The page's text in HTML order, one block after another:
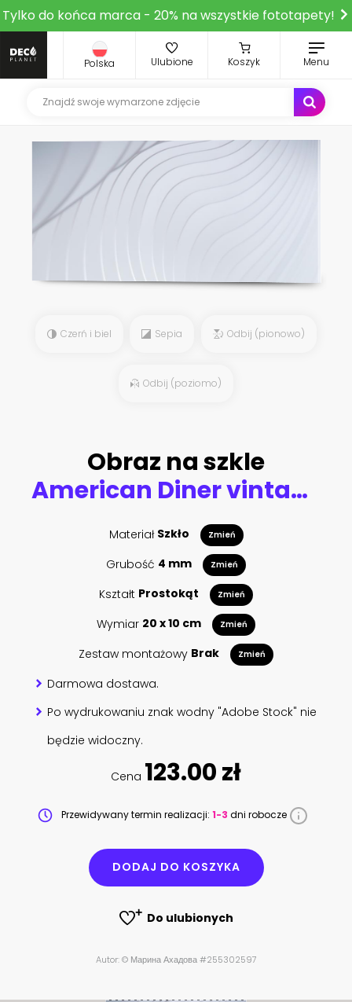
Tylko do końca marca - 20% na wszystkie fototapety!
Polska Ulubione Koszyk Menu
Czerń i biel Sepia Odbij (pionowo)
Odbij (poziomo)
Obraz na szkle
American Diner vintage poster with retro car and pin-up girl.
Materiał Szkło Zmień
Grubość 4 mm Zmień
Kształt Prostokąt Zmień
Wymiar 20 x 10 cm Zmień
Zestaw montażowy Brak Zmień
Darmowa dostawa.
Po wydrukowaniu znak wodny "Adobe Stock" nie
będzie widoczny.
Cena 123.00 zł
Przewidywany termin realizacji: 1-3 dni robocze
DODAJ DO KOSZYKA
Do ulubionych
Autor: © Марина Ахадова #255302597